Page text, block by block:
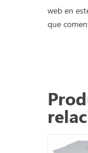
web en
que